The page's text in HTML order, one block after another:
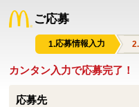
ご応募
応募情報入力
カンタン入力で応募完了！
応募先